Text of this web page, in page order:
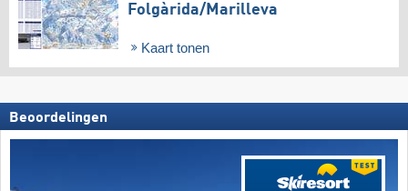
Folgàrida/​Marilleva
Kaart tonen
Beoordelingen